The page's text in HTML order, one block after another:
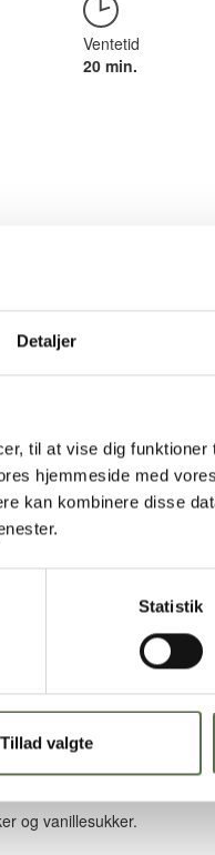
Detaljer
til at vise dig
hjemmeside med
kan kombinere disse
Statistik
Tillad valgte
Ventetid
20 min.
er jævn.
og vanillesukker.